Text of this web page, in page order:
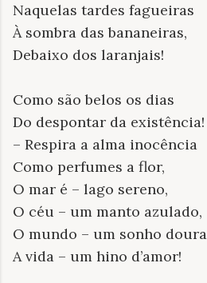
Naquelas tardes fagueiras
À sombra das bananeiras,
Debaixo dos laranjais!
Como são belos os dias
Do despontar da existência!
– Respira a alma inocência
Como perfumes a flor,
O mar é – lago sereno,
O céu – um manto azulado,
O mundo – um sonho
A vida – um hino d’amor!